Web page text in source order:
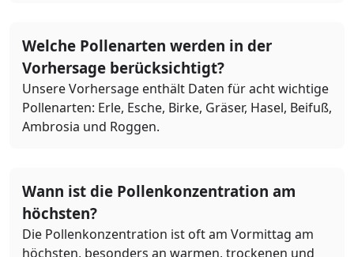
Welche Pollenarten werden in der
Vorhersage berücksichtigt?
Unsere Vorhersage enthält Daten für acht wichtige
Pollenarten: Erle, Esche, Birke, Gräser, Hasel, Beifuß,
Ambrosia und Roggen.
Wann ist die Pollenkonzentration am
höchsten?
Die Pollenkonzentration ist oft am Vormittag am
höchsten, besonders an warmen, trockenen und